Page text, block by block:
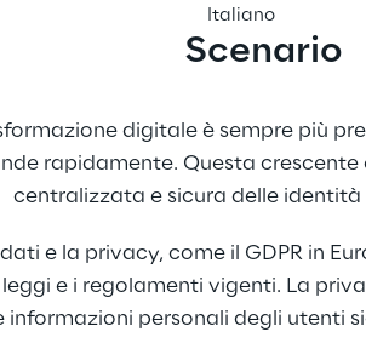
Italiano
Scenario
digitale è sempre più
rapidamente. Questa
centralizzata e sicura delle identità
e la privacy, come il GDPR in
e i regolamenti vigenti. La
informazioni personali degli utenti